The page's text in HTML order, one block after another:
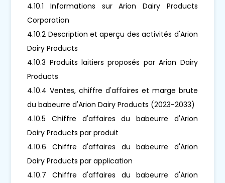
4.10.1 Informations sur Arion Dairy Products
Corporation
4.10.2 Description et aperçu des activités d'Arion
Dairy Products
4.10.3 Produits laitiers proposés par Arion Dairy
Products
4.10.4 Ventes, chiffre d'affaires et marge brute
du babeurre d'Arion Dairy Products (2023-2033)
4.10.5 Chiffre d'affaires du babeurre d'Arion
Dairy Products par produit
4.10.6 Chiffre d'affaires du babeurre d'Arion
Dairy Products par application
4.10.7 Chiffre d'affaires du babeurre d'Arion